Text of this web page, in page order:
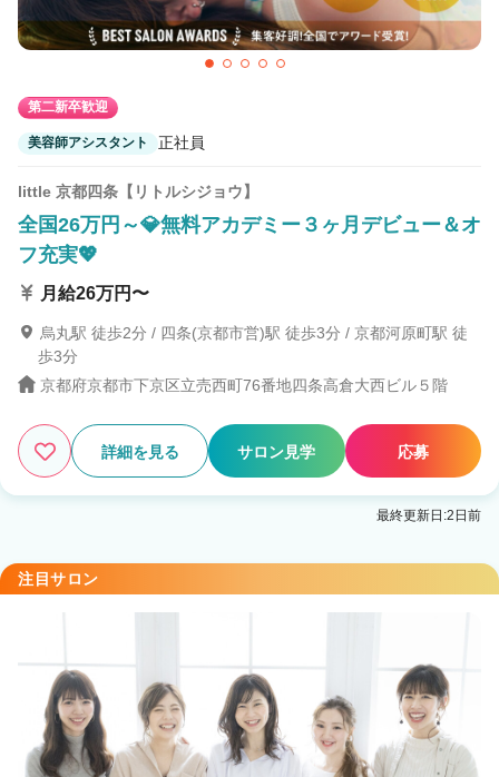
第二新卒歓迎
美容師アシスタント 正社員
little 京都四条【リトルシジョウ】
全国26万円～💎無料アカデミー３ヶ月デビュー＆オ
フ充実💖
月給26万円〜
烏丸駅 徒歩2分 / 四条(京都市営)駅 徒歩3分 / 京都河原町駅 徒
歩3分
京都府京都市下京区立売西町76番地四条高倉大西ビル５階
詳細を見る サロン見学 応募
最終更新日:2日前
注目サロン